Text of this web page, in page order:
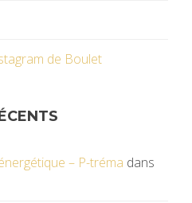
de Boulet
– P-tréma dans